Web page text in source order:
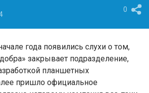
0
года появились слухи о том,
закрывает подразделение,
планшетных
пришло официальное